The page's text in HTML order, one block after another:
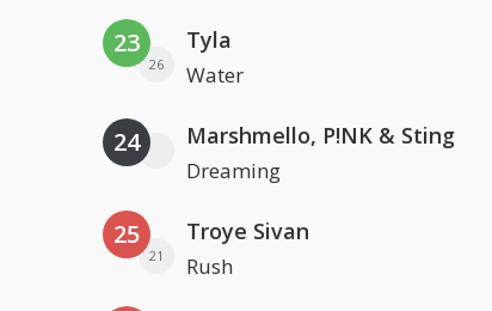
23
26
Tyla
Water
24 Marshmello, P!NK & Sting
Dreaming
25
21
Troye Sivan
Rush